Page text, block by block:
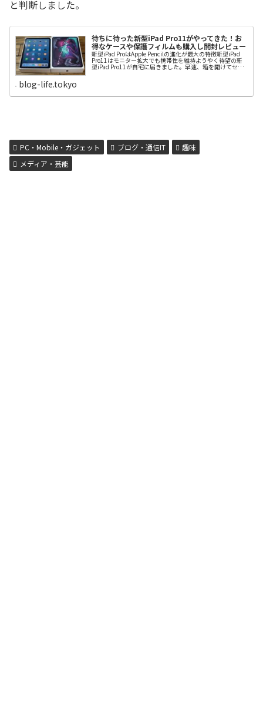
と判断しました。
待ちに待った新型iPad Pro11がやってきた！お
得なケースや保護フィルムも購入し開封レビュー
新型iPad ProはApple Pencilの進化が最大の特徴新型iPad
Pro11はモニター拡大でも携帯性を維持ようやく待望の新
型iPad Pro11が自宅に届きました。早速、箱を開けてセッ
ティング。iPhoneを近づけたら自動的にセットしますとい
たが、全体のサイズや重さはほぼ変わらず、携帯性を損な
blog-life.tokyo
PC・Mobile・ガジェット ブログ・通信IT
趣味
メディア・芸能